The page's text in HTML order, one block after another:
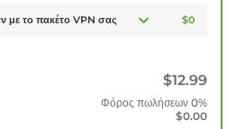
με το πακέτο VPN σας $0
$12.99
Φόρος πωλήσεων 0%
$0.00